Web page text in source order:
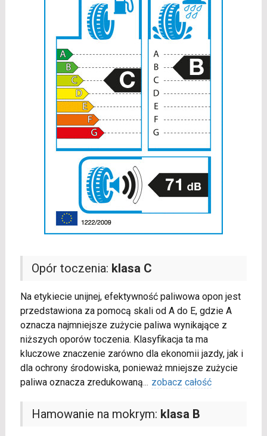
Opór toczenia: klasa C
Na etykiecie unijnej, efektywność paliwowa opon jest
przedstawiona za pomocą skali od A do E, gdzie A
oznacza najmniejsze zużycie paliwa wynikające z
niższych oporów toczenia. Klasyfikacja ta ma
kluczowe znaczenie zarówno dla ekonomii jazdy, jak i
dla ochrony środowiska, ponieważ mniejsze zużycie
paliwa oznacza zredukowaną... zobacz całość
Hamowanie na mokrym: klasa B